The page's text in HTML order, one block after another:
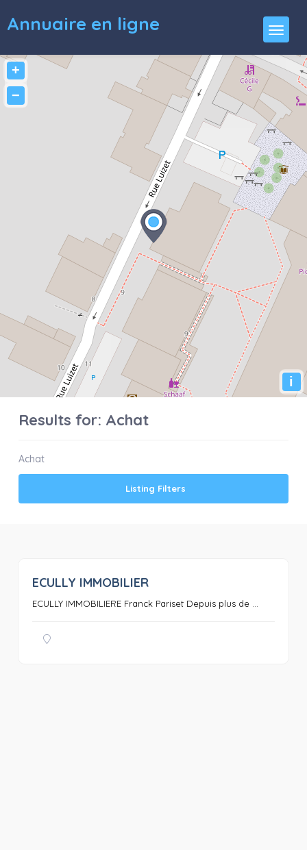
Annuaire en ligne
+
−
i
Results for: Achat
Achat
Listing Filters
ECULLY IMMOBILIER
ECULLY IMMOBILIERE Franck Pariset Depuis plus de ...